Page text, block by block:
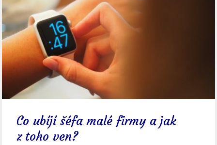
Co ubíjí šéfa malé firmy a jak
z toho ven?